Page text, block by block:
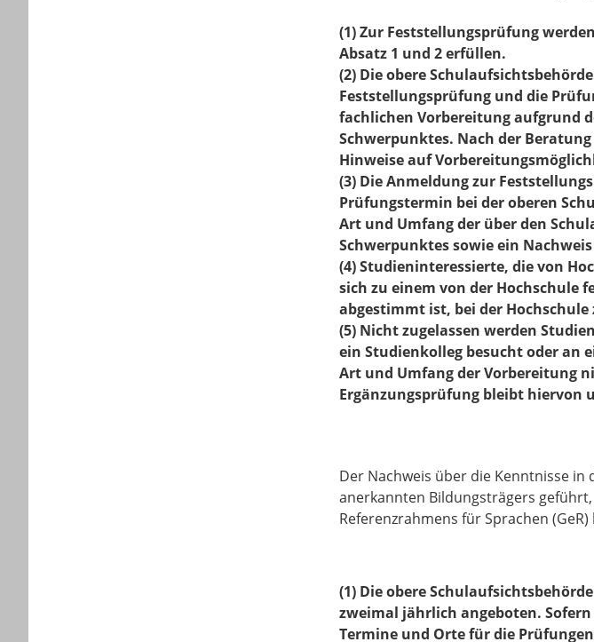
(1) Zur Feststellungsprüfung
Absatz 1 und 2 erfüllen.
(2) Die obere
Feststellungsprüfung und die
fachlichen Vorbereitung aufgrund
Schwerpunktes. Nach der
Hinweise auf
(3) Die Anmeldung zur
Prüfungstermin bei der oberen
Art und Umfang der über den
Schwerpunktes sowie ein
(4) Studieninteressierte, die von
sich zu einem von der Hochschule
abgestimmt ist, bei der
(5) Nicht zugelassen werden
ein Studienkolleg besucht oder an
Art und Umfang der Vorbereitung
Ergänzungsprüfung bleibt hiervon
Der Nachweis über die Kenntnisse
anerkannten Bildungsträgers
Referenzrahmens für Sprachen
(1) Die obere
zweimal jährlich angeboten.
Termine und Orte für die